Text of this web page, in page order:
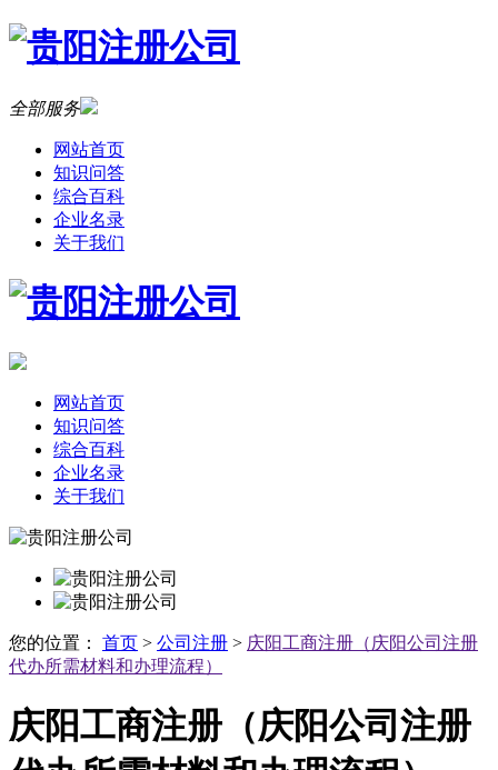
全部服务
网站首页
知识问答
综合百科
企业名录
关于我们
网站首页
知识问答
综合百科
企业名录
关于我们
您的位置： 首页 > 公司注册 > 庆阳工商注册（庆阳公司注册
代办所需材料和办理流程）
庆阳工商注册（庆阳公司注册